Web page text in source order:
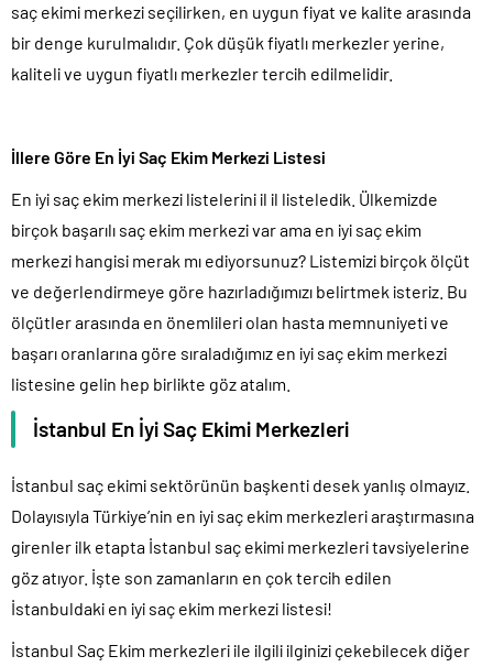
saç ekimi merkezi seçilirken, en uygun fiyat ve kalite arasında
bir denge kurulmalıdır. Çok düşük fiyatlı merkezler yerine,
kaliteli ve uygun fiyatlı merkezler tercih edilmelidir.
İllere Göre En İyi Saç Ekim Merkezi Listesi
En iyi saç ekim merkezi listelerini il il listeledik. Ülkemizde
birçok başarılı saç ekim merkezi var ama en iyi saç ekim
merkezi hangisi merak mı ediyorsunuz? Listemizi birçok ölçüt
ve değerlendirmeye göre hazırladığımızı belirtmek isteriz. Bu
ölçütler arasında en önemlileri olan hasta memnuniyeti ve
başarı oranlarına göre sıraladığımız en iyi saç ekim merkezi
listesine gelin hep birlikte göz atalım.
İstanbul En İyi Saç Ekimi Merkezleri
İstanbul saç ekimi sektörünün başkenti desek yanlış olmayız.
Dolayısıyla Türkiye’nin en iyi saç ekim merkezleri araştırmasına
girenler ilk etapta İstanbul saç ekimi merkezleri tavsiyelerine
göz atıyor. İşte son zamanların en çok tercih edilen
İstanbuldaki en iyi saç ekim merkezi listesi!
İstanbul Saç Ekim merkezleri ile ilgili ilginizi çekebilecek diğer